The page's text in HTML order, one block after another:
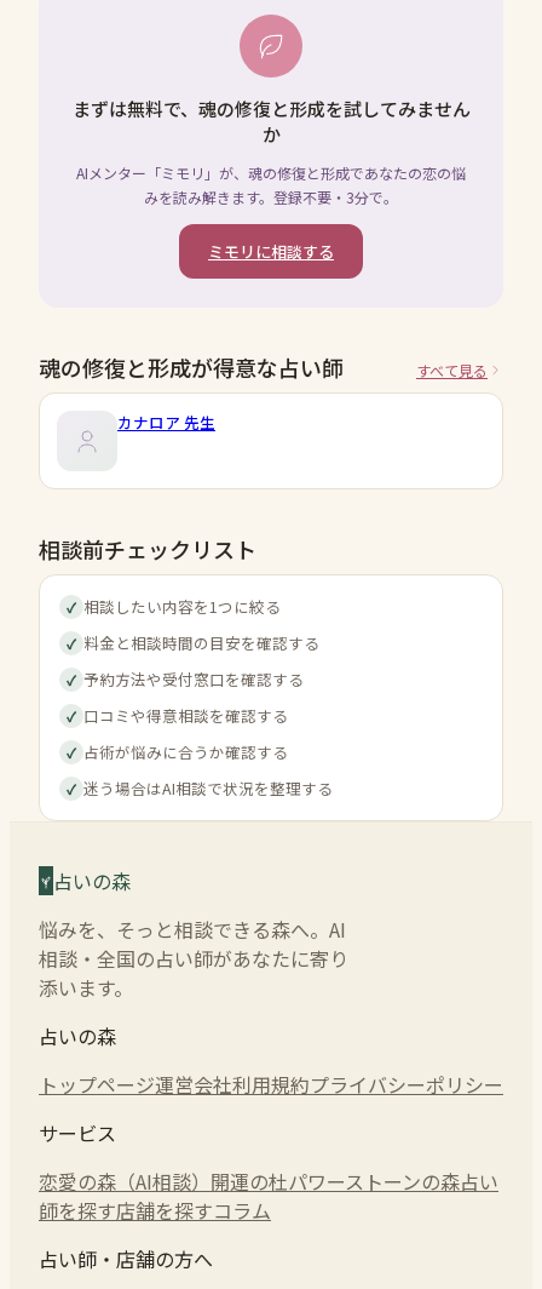
まずは無料で、魂の修復と形成を試してみません
か
AIメンター「ミモリ」が、魂の修復と形成であなたの恋の悩
みを読み解きます。登録不要・3分で。
ミモリに相談する
魂の修復と形成が得意な占い師 すべて見る
カナロア 先生
相談前チェックリスト
✓ 相談したい内容を1つに絞る
✓ 料金と相談時間の目安を確認する
✓ 予約方法や受付窓口を確認する
✓ 口コミや得意相談を確認する
✓ 占術が悩みに合うか確認する
✓ 迷う場合はAI相談で状況を整理する
占いの森
悩みを、そっと相談できる森へ。AI
相談・全国の占い師があなたに寄り
添います。
占いの森
トップページ運営会社利用規約プライバシーポリシー
サービス
恋愛の森（AI相談） 開運の杜パワーストーンの森占い
師を探す店舗を探すコラム
占い師・店舗の方へ